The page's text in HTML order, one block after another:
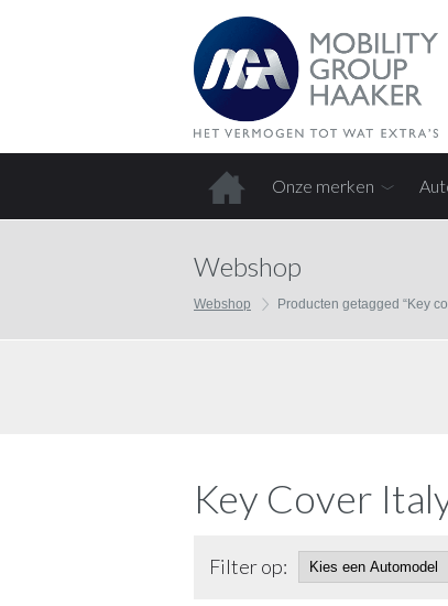
Onze merken
Webshop
Webshop Producten getagged “Key
Key Cover
Filter op: